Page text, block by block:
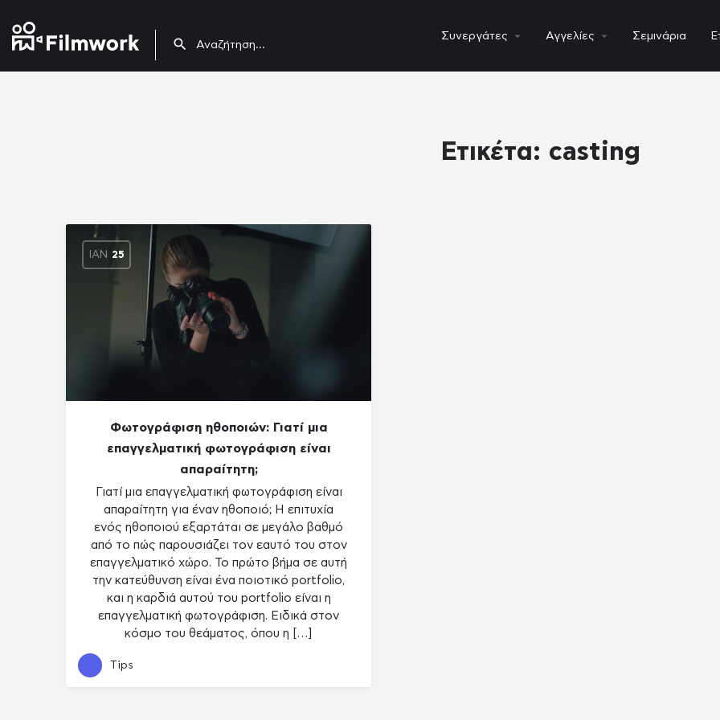
Συνεργάτες Αγγελίες Σεμινάρια
Ετικέτα: casting
ΙΑΝ 25
Φωτογράφιση ηθοποιών: Γιατί μια
επαγγελματική φωτογράφιση είναι
απαραίτητη;
Γιατί μια επαγγελματική φωτογράφιση είναι
απαραίτητη για έναν ηθοποιό; Η επιτυχία
ενός ηθοποιού εξαρτάται σε μεγάλο βαθμό
από το πώς παρουσιάζει τον εαυτό του στον
επαγγελματικό χώρο. Το πρώτο βήμα σε αυτή
την κατεύθυνση είναι ένα ποιοτικό portfolio,
και η καρδιά αυτού του portfolio είναι η
επαγγελματική φωτογράφιση. Ειδικά στον
κόσμο του θεάματος, όπου η […]
Tips